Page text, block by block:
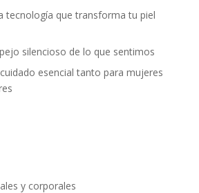
tecnología que transforma tu piel
silencioso de lo que sentimos
esencial tanto para mujeres
y corporales